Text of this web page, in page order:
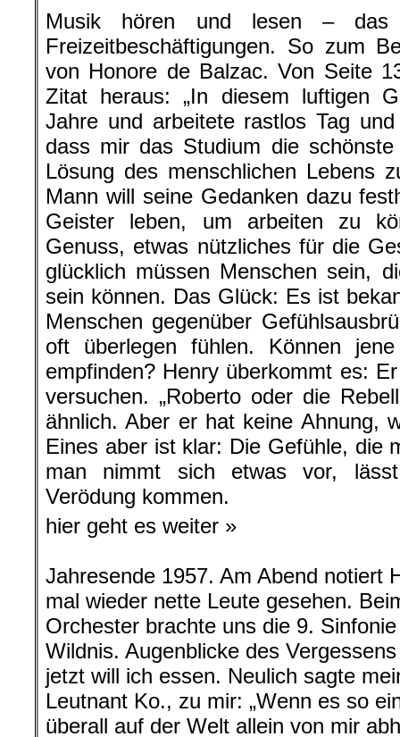
Musik hören und lesen – das
Freizeitbeschäftigungen. So zum
von Honore de Balzac. Von Seite
Zitat heraus: „In diesem luftigen
Jahre und arbeitete rastlos Tag
dass mir das Studium die
Lösung des menschlichen Lebens
Mann will seine Gedanken dazu
Geister leben, um arbeiten zu
Genuss, etwas nützliches für die
glücklich müssen Menschen sein,
sein können. Das Glück: Es ist
Menschen gegenüber
oft überlegen fühlen. Können
empfinden? Henry überkommt es:
versuchen. „Roberto oder die
ähnlich. Aber er hat keine Ahnung,
Eines aber ist klar: Die Gefühle, die
man nimmt sich etwas vor,
Verödung kommen.
hier geht es weiter »
Jahresende 1957. Am Abend notiert
mal wieder nette Leute gesehen.
Orchester brachte uns die 9.
Wildnis. Augenblicke des
jetzt will ich essen. Neulich sagte
Leutnant Ko., zu mir: „Wenn es so
überall auf der Welt allein von mir